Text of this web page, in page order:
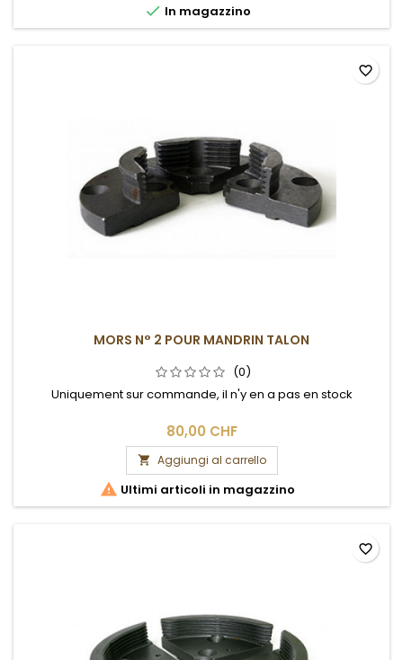
 In magazzino
MORS N° 2 POUR MANDRIN TALON
(0)
Uniquement sur commande, il n'y en a pas en stock
80,00 CHF
 Aggiungi al carrello
 Ultimi articoli in magazzino
favorite_border
favorite_border